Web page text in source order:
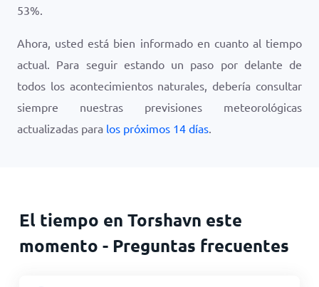
53%.
Ahora, usted está bien informado en cuanto al tiempo
actual. Para seguir estando un paso por delante de
todos los acontecimientos naturales, debería consultar
siempre nuestras previsiones meteorológicas
actualizadas para los próximos 14 días.
El tiempo en Torshavn este
momento - Preguntas frecuentes